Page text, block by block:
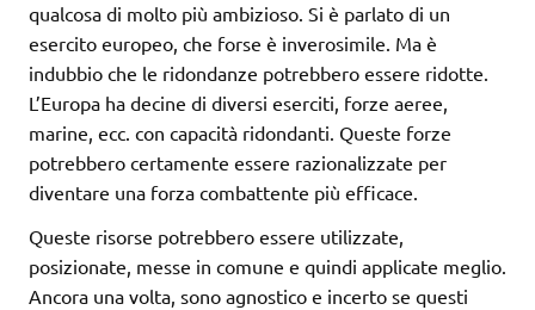
qualcosa di molto più ambizioso. Si è parlato di un
esercito europeo, che forse è inverosimile. Ma è
indubbio che le ridondanze potrebbero essere ridotte.
L’Europa ha decine di diversi eserciti, forze aeree,
marine, ecc. con capacità ridondanti. Queste forze
potrebbero certamente essere razionalizzate per
diventare una forza combattente più efficace.
Queste risorse potrebbero essere utilizzate,
posizionate, messe in comune e quindi applicate meglio.
Ancora una volta, sono agnostico e incerto se questi